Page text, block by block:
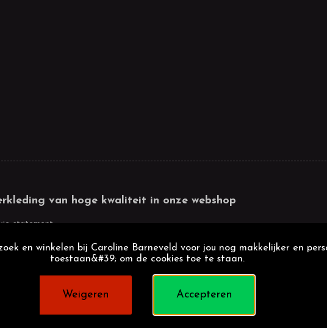
van hoge kwaliteit in onze webshop
statement
en winkelen bij Caroline Barneveld voor jou nog makkelijker en
toestaan&#39; om de cookies toe te staan.
Weigeren Accepteren